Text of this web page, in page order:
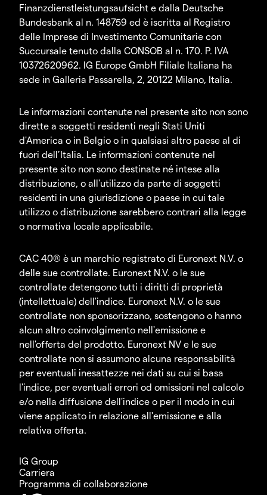
Finanzdienstleistungsaufsicht e dalla Deutsche
Bundesbank al n. 148759 ed è iscritta al Registro
delle Imprese di Investimento Comunitarie con
Succursale tenuto dalla CONSOB al n. 170. P. IVA
10372620962. IG Europe GmbH Filiale Italiana ha
sede in Galleria Passarella, 2, 20122 Milano, Italia.
Le informazioni contenute nel presente sito non sono
dirette a soggetti residenti negli Stati Uniti
d'America o in Belgio o in qualsiasi altro paese al di
fuori dell’Italia. Le informazioni contenute nel
presente sito non sono destinate né intese alla
distribuzione, o all'utilizzo da parte di soggetti
residenti in una giurisdizione o paese in cui tale
utilizzo o distribuzione sarebbero contrari alla legge
o normativa locale applicabile.
CAC 40® è un marchio registrato di Euronext N.V. o
delle sue controllate. Euronext N.V. o le sue
controllate detengono tutti i diritti di proprietà
(intellettuale) dell'indice. Euronext N.V. o le sue
controllate non sponsorizzano, sostengono o hanno
alcun altro coinvolgimento nell'emissione e
nell'offerta del prodotto. Euronext NV e le sue
controllate non si assumono alcuna responsabilità
per eventuali inesattezze nei dati su cui si basa
l'indice, per eventuali errori od omissioni nel calcolo
e/o nella diffusione dell'indice o per il modo in cui
viene applicato in relazione all'emissione e alla
relativa offerta.
IG Group
Carriera
Programma di collaborazione